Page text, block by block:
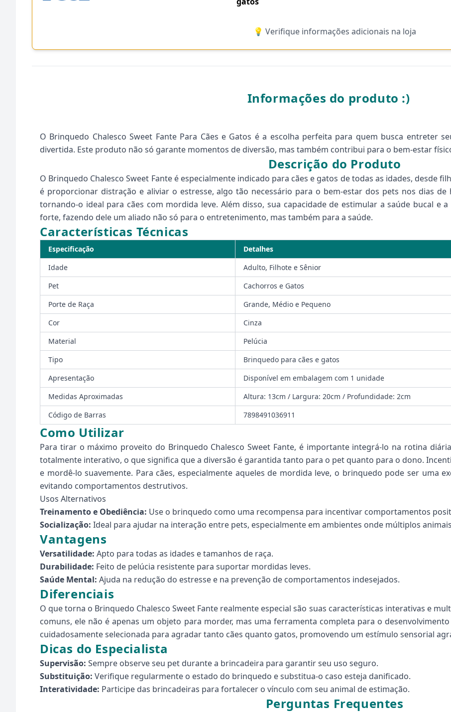
💡 Verifique informações adicionais na loja
Informações do produto :)
O Brinquedo Chalesco Sweet Fante Para Cães e Gatos é a escolha perfeita para quem busca entreter
divertida. Este produto não só garante momentos de diversão, mas também contribui para o bem-estar
Descrição do Produto
O Brinquedo Chalesco Sweet Fante é especialmente indicado para cães e gatos de todas as idades, desde
é proporcionar distração e aliviar o estresse, algo tão necessário para o bem-estar dos pets nos dias de
tornando-o ideal para cães com mordida leve. Além disso, sua capacidade de estimular a saúde bucal e
forte, fazendo dele um aliado não só para o entretenimento, mas também para a saúde.
Características Técnicas
Especificação
Detalhes
Idade
Adulto, Filhote e Sênior
Pet
Cachorros e Gatos
Porte de Raça
Grande, Médio e Pequeno
Cor
Cinza
Material
Pelúcia
Tipo
Brinquedo para cães e gatos
Apresentação
Disponível em embalagem com 1 unidade
Medidas Aproximadas
Altura: 13cm / Largura: 20cm / Profundidade: 2cm
Código de Barras
7898491036911
Como Utilizar
Para tirar o máximo proveito do Brinquedo Chalesco Sweet Fante, é importante integrá-lo na rotina
totalmente interativo, o que significa que a diversão é garantida tanto para o pet quanto para o dono.
e mordê-lo suavemente. Para cães, especialmente aqueles de mordida leve, o brinquedo pode ser uma
evitando comportamentos destrutivos.
Usos Alternativos
Treinamento e Obediência: Use o brinquedo como uma recompensa para incentivar comportamentos
Socialização: Ideal para ajudar na interação entre pets, especialmente em ambientes onde múltiplos
Vantagens
Versatilidade: Apto para todas as idades e tamanhos de raça.
Durabilidade: Feito de pelúcia resistente para suportar mordidas leves.
Saúde Mental: Ajuda na redução do estresse e na prevenção de comportamentos indesejados.
Diferenciais
O que torna o Brinquedo Chalesco Sweet Fante realmente especial são suas características interativas e
comuns, ele não é apenas um objeto para morder, mas uma ferramenta completa para o
cuidadosamente selecionada para agradar tanto cães quanto gatos, promovendo um estímulo sensorial
Dicas do Especialista
Supervisão: Sempre observe seu pet durante a brincadeira para garantir seu uso seguro.
Substituição: Verifique regularmente o estado do brinquedo e substitua-o caso esteja danificado.
Interatividade: Participe das brincadeiras para fortalecer o vínculo com seu animal de estimação.
Perguntas Frequentes